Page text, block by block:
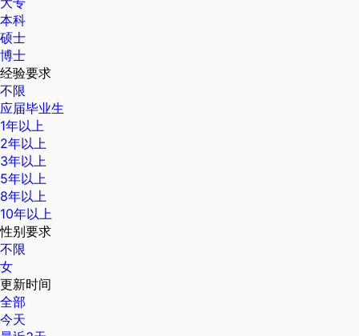
本科
硕士
博士
经验要求
不限
应届毕业生
1年以上
2年以上
3年以上
5年以上
8年以上
10年以上
性别要求
不限
女
更新时间
全部
今天